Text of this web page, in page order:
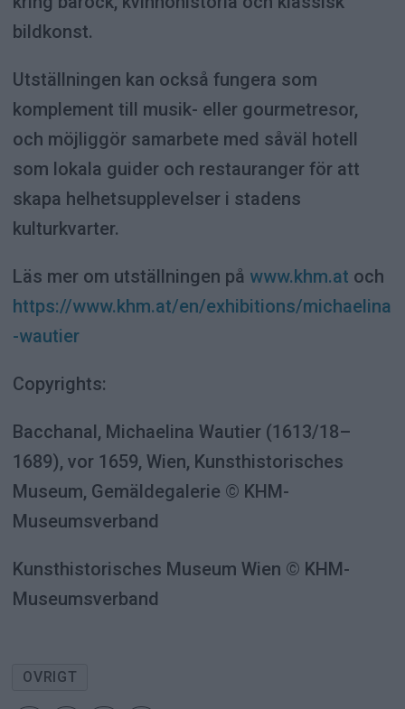
bildkonst.
Utställningen kan också fungera som
komplement till musik- eller gourmetresor,
och möjliggör samarbete med såväl hotell
som lokala guider och restauranger för att
skapa helhetsupplevelser i stadens
kulturkvarter.
Läs mer om utställningen på www.khm.at och
https://www.khm.at/en/exhibitions/michaelina
-wautier
Copyrights:
Bacchanal, Michaelina Wautier (1613/18–
1689), vor 1659, Wien, Kunsthistorisches
Museum, Gemäldegalerie © KHM-
Museumsverband
Kunsthistorisches Museum Wien © KHM-
Museumsverband
OVRIGT